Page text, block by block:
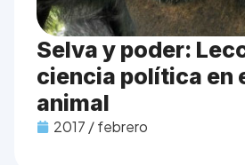
Selva y poder:
ciencia política en
animal
2017 / febrero